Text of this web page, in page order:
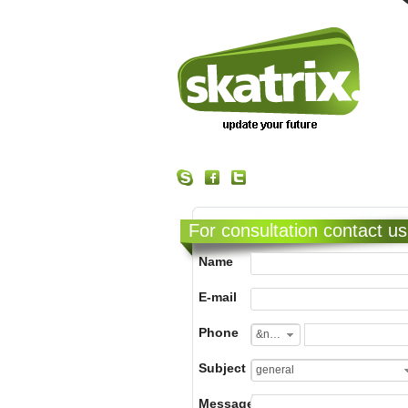
For consultation contact us
Name
E-mail
Phone &nbsp;
Subject general
Message